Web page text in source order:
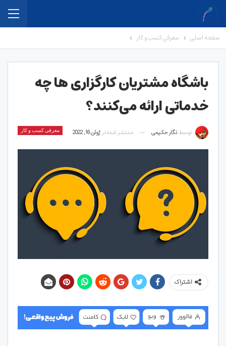
صفحه اصلی معرفی کسب و کار
باشگاه مشتریان کارگزاری‌ ها چه
خدماتی ارائه می‌کنند؟
معرفی کسب و کار توسط نگار حکیمی منتشر شده در ژوئن 16, 2022
اشتراک